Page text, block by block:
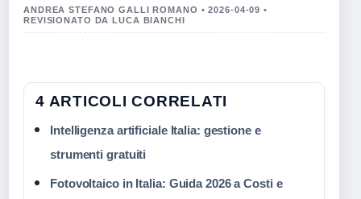
ANDREA STEFANO GALLI ROMANO • 2026-04-09 •
REVISIONATO DA LUCA BIANCHI
4 ARTICOLI CORRELATI
Intelligenza artificiale Italia: gestione e
strumenti gratuiti
Fotovoltaico in Italia: Guida 2026 a Costi e